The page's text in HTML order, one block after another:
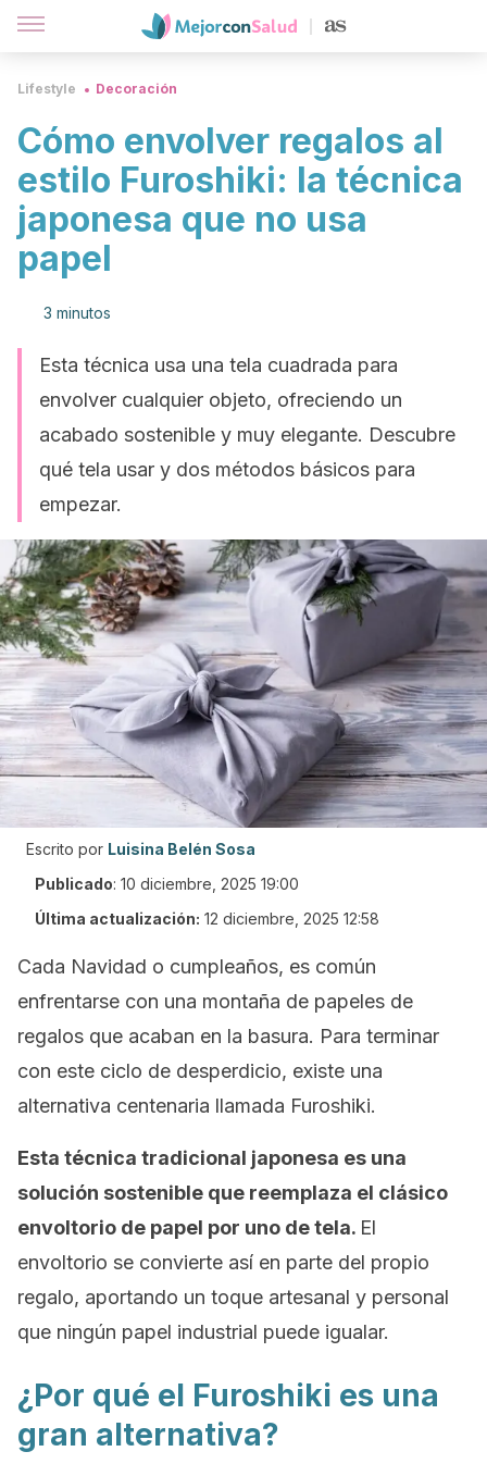
Lifestyle Decoración
Cómo envolver regalos al
estilo Furoshiki: la técnica
japonesa que no usa
papel
3 minutos
Esta técnica usa una tela cuadrada para
envolver cualquier objeto, ofreciendo un
acabado sostenible y muy elegante. Descubre
qué tela usar y dos métodos básicos para
empezar.
Escrito por Luisina Belén Sosa
Publicado: 10 diciembre, 2025 19:00
Última actualización: 12 diciembre, 2025 12:58
Cada Navidad o cumpleaños, es común
enfrentarse con una montaña de papeles de
regalos que acaban en la basura. Para terminar
con este ciclo de desperdicio, existe una
alternativa centenaria llamada Furoshiki.
Esta técnica tradicional japonesa es una
solución sostenible que reemplaza el clásico
envoltorio de papel por uno de tela. El
envoltorio se convierte así en parte del propio
regalo, aportando un toque artesanal y personal
que ningún papel industrial puede igualar.
¿Por qué el Furoshiki es una
gran alternativa?